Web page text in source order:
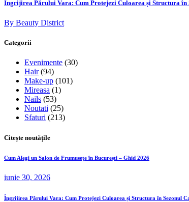
Îngrijirea Părului Vara: Cum Protejezi Culoarea și Structura în
By Beauty District
Categorii
Evenimente (30)
Hair(94)
Make-up (101)
Mireasa (1)
Nails (53)
Noutati (25)
Sfaturi (213)
Citește noutățile
Cum Alegi un Salon de Frumusețe în București – Ghid 2026
iunie 30, 2026
Îngrijirea Părului Vara: Cum Protejezi Culoarea și Structura în Sezonul